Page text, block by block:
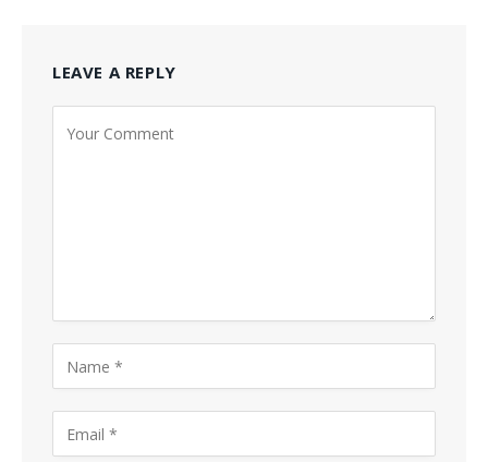
LEAVE A REPLY